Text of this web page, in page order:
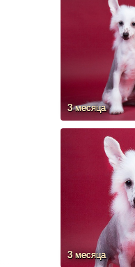
3 месяца
3 месяца